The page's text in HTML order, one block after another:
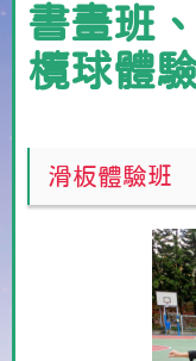
書畫班
欖球體
滑板體驗班